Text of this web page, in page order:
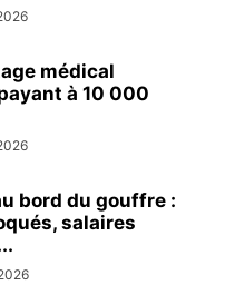
médical
à 10 000
bord du gouffre :
salaires